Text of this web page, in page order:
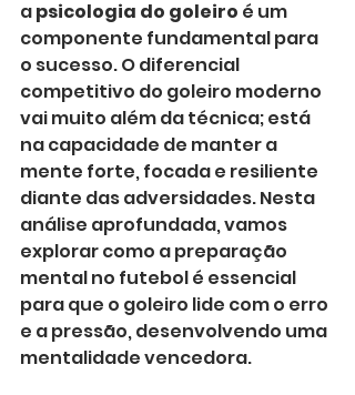
a psicologia do goleiro é um
componente fundamental para
o sucesso. O diferencial
competitivo do goleiro moderno
vai muito além da técnica; está
na capacidade de manter a
mente forte, focada e resiliente
diante das adversidades. Nesta
análise aprofundada, vamos
explorar como a preparação
mental no futebol é essencial
para que o goleiro lide com o erro
e a pressão, desenvolvendo uma
mentalidade vencedora.